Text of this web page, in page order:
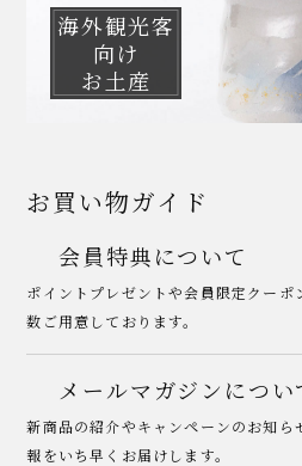
海外観光客
向け
お土産
お買い物ガイド
会員特典について
ポイントプレゼントや会員限定クーポ
数ご用意しております。
メールマガジンについ
新商品の紹介やキャンペーンのお知ら
報をいち早くお届けします。